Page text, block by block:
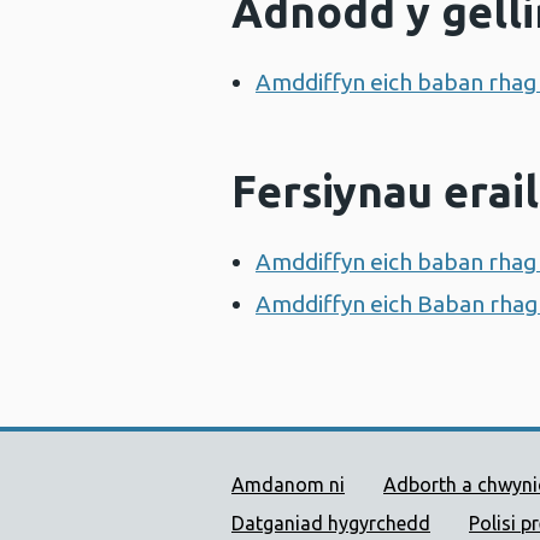
Adnodd y
Amddiffyn eich baban
Fersiynau
Amddiffyn eich baban
Amddiffyn eich Baban
Dolenni Cymorth Iechyd
Amdanom ni Adborth a
Datganiad hygyrchedd
Polisi